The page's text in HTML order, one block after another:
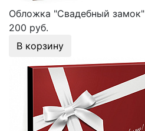
Обложка "Свадебный замок"
200 руб.
В корзину